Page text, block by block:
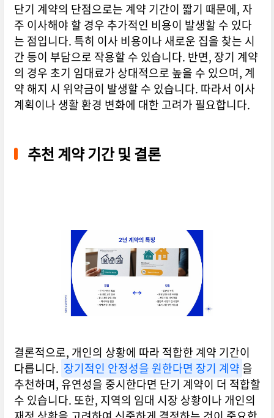
단기 계약의 단점으로는 계약 기간이 짧기 때문에, 자
주 이사해야 할 경우 추가적인 비용이 발생할 수 있다
는 점입니다. 특히 이사 비용이나 새로운 집을 찾는 시
간 등이 부담으로 작용할 수 있습니다. 반면, 장기 계약
의 경우 초기 임대료가 상대적으로 높을 수 있으며, 계
약 해지 시 위약금이 발생할 수 있습니다. 따라서 이사
계획이나 생활 환경 변화에 대한 고려가 필요합니다.
추천 계약 기간 및 결론
결론적으로, 개인의 상황에 따라 적합한 계약 기간이
다릅니다. 장기적인 안정성을 원한다면 장기 계약 을
추천하며, 유연성을 중시한다면 단기 계약이 더 적합할
수 있습니다. 또한, 지역의 임대 시장 상황이나 개인의